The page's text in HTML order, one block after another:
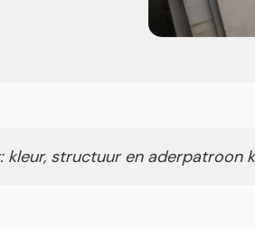
structuur en aderpatroon